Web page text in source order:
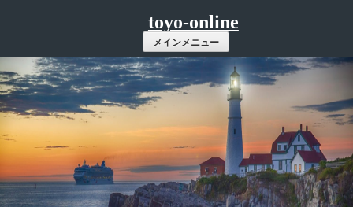
ツ
へ
ス
キ
ッ
プ
toyo-online
メインメニュー